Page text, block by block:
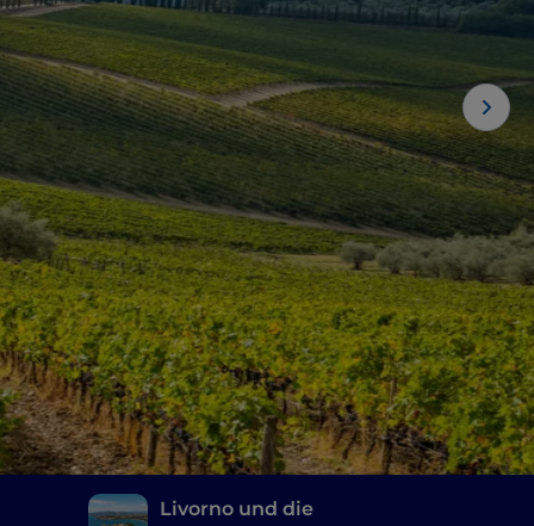
Livorno und die